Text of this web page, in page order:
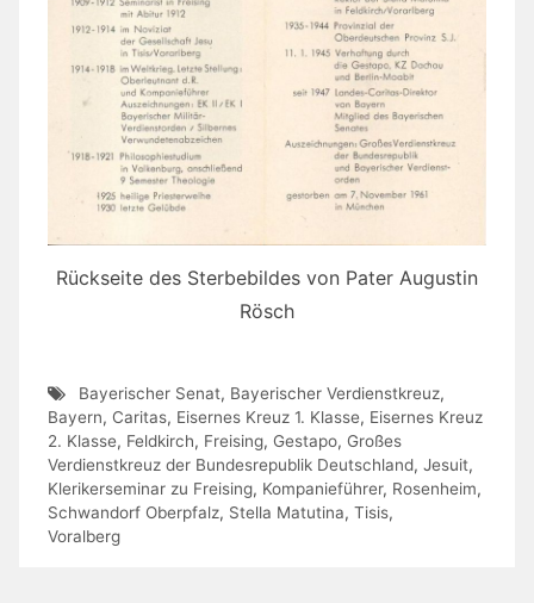
Rückseite des Sterbebildes von Pater Augustin
Rösch
Bayerischer Senat, Bayerischer Verdienstkreuz,
Bayern, Caritas, Eisernes Kreuz 1. Klasse, Eisernes Kreuz
2. Klasse, Feldkirch, Freising, Gestapo, Großes
Verdienstkreuz der Bundesrepublik Deutschland, Jesuit,
Klerikerseminar zu Freising, Kompanieführer, Rosenheim,
Schwandorf Oberpfalz, Stella Matutina, Tisis,
Voralberg